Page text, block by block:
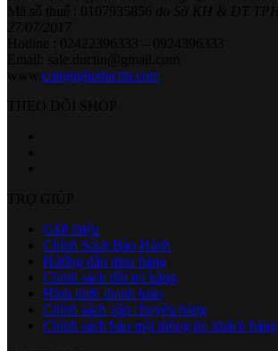
congngheductin.com
Giới thiệu
Chính Sách Bảo Hành
Hướng dẫn mua hàng
Chính sách đổi trả hàng
Hình thức thanh toán
Chính sách vận chuyển hàng
Chính sách bảo mật thông tin khách hàng